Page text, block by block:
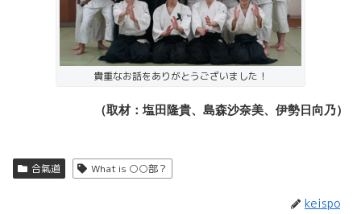
貴重なお話をありがとうございました！
（取材：塩田隆貴、島森沙奈美、伊勢日向乃）
合氣道 What is ○○部？
keispo